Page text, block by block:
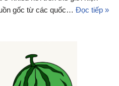
gốc từ các quốc… Đọc tiếp »